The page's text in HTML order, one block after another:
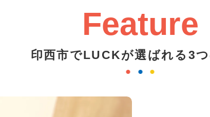
Feature
印西市でLUCKが選ばれる3